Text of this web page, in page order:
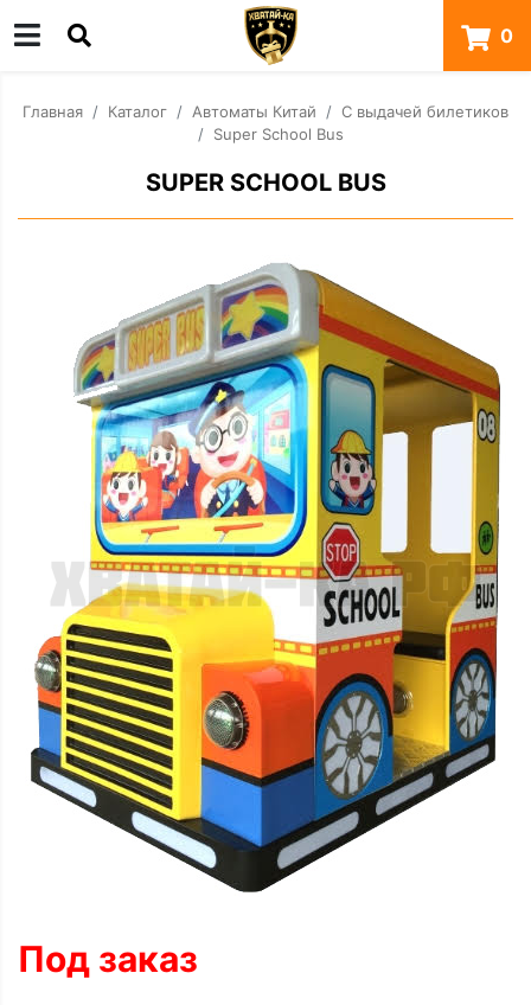
0
Главная Каталог Автоматы Китай
С выдачей билетиков
Super School Bus
SUPER SCHOOL BUS
Под заказ